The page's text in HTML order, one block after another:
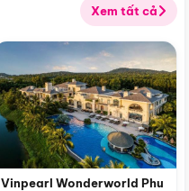
Xem tất cả
Vinpearl Wonderworld Phu